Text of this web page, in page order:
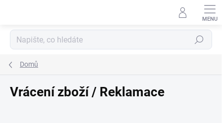
Hledat
Domů
Vrácení zboží / Reklamace